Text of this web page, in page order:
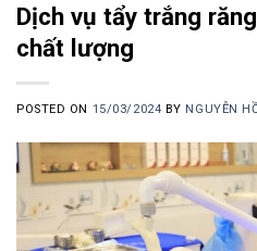
Dịch vụ tẩy trắng
chất lượng
POSTED ON 15/03/2024 BY NGUYỄN